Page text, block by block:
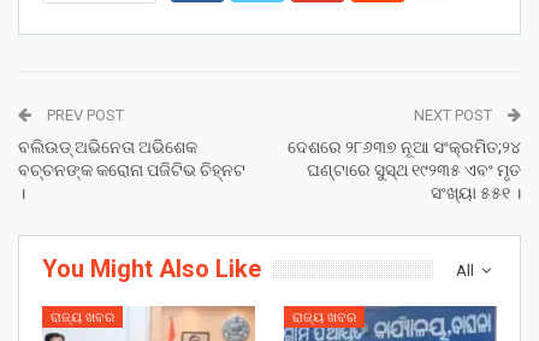
PREV POST
ବଲିଉଡ୍ ଅଭିନେତା ଅଭିଶେକ
ବଚ୍ଚନଙ୍କ କରୋନା ପଜିଟିଭ ଚିହ୍ନଟ
।
NEXT POST
ଦେଶରେ ୨୮୬୩୭ ନୂଆ ସଂକ୍ରମିତ;୨୪
ଘଣ୍ଟାରେ ସୁସ୍ଥ ୧୯୨୩୫ ଏବଂ ମୃତ
ସଂଖ୍ୟା ୫୫୧ ।
All
You Might Also Like
ରାଜ୍ୟ ଖବର ରାଜ୍ୟ ଖବର